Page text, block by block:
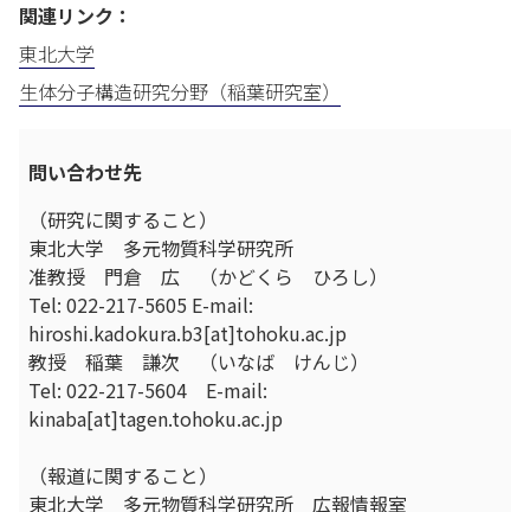
関連リンク：
東北大学
生体分子構造研究分野（稲葉研究室）
問い合わせ先
（研究に関すること）
東北大学 多元物質科学研究所
准教授 門倉 広 （かどくら ひろし）
Tel: 022-217-5605 E-mail:
hiroshi.kadokura.b3[at]tohoku.ac.jp
教授 稲葉 謙次 （いなば けんじ）
Tel: 022-217-5604 E-mail:
kinaba[at]tagen.tohoku.ac.jp
（報道に関すること）
東北大学 多元物質科学研究所 広報情報室